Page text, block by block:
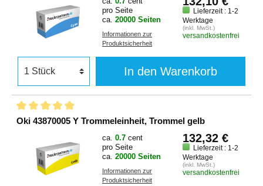
pro Seite
ca. 20000 Seiten
Informationen zur
Produktsicherheit
Lieferzeit : 1-2
Werktage
(inkl. MwSt.)
versandkostenfrei
In den Warenkorb
Oki 43870005 Y Trommeleinheit, Trommel gelb
ca. 0.7 cent
pro Seite
ca. 20000 Seiten
Informationen zur
Produktsicherheit
132,32 €
Lieferzeit : 1-2
Werktage
(inkl. MwSt.)
versandkostenfrei